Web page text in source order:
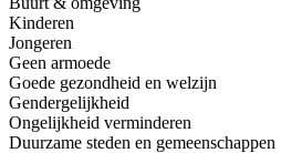
Kinderen
Jongeren
Geen armoede
Goede gezondheid en welzijn
Gendergelijkheid
Ongelijkheid verminderen
Duurzame steden en gemeenschappen